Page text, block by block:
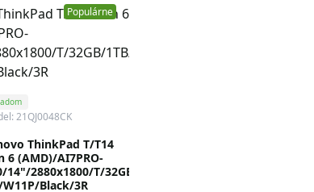
Populárne
21QJ0048CK
ThinkPad T/T14
6 (AMD)/AI7PRO-
14"/2880x1800/T/32GB/1TB/AMD
Black/3R